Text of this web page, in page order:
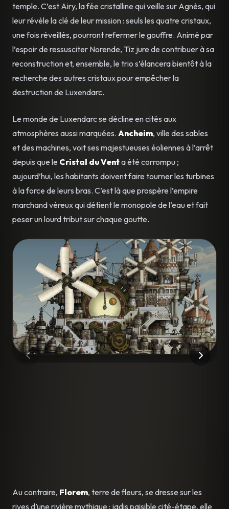
temple. C’est Airy, la fée cristalline qui veille sur Agnès, qui
leur révèle la clé de leur mission : seuls les quatre cristaux,
une fois réveillés, pourront refermer le gouffre. Animé par
l’espoir de ressusciter Norende, Tiz jure de contribuer à sa
reconstruction et, ensemble, le trio s’élancera bientôt à la
recherche des autres cristaux pour empêcher la
destruction de Luxendarc.
Le monde de Luxendarc se décline en cités aux
atmosphères aussi marquées. Ancheim, ville des sables
et des machines, voit ses majestueuses éoliennes à l’arrêt
depuis que le Cristal du Venta été corrompu ;
aujourd’hui, les habitants doivent faire tourner les turbines
à la force de leurs bras. C’est là que prospère l’empire
marchand véreux qui détient le monopole de l’eau et fait
peser un lourd tribut sur chaque goutte.
Au contraire, Florem, terre de fleurs, se dresse sur les
rives d’une rivière mythique : jadis paisible cité-étape, elle